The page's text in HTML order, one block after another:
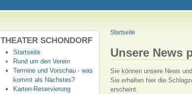
THEATER SCHONDORF
Startseite
Rund um den Verein
Termine und Vorschau - was
kommt als Nächstes?
Karten-Reservierung
Startseite
Unsere News
Sie können unsere News
Sie erhalten hier die
erscheint.